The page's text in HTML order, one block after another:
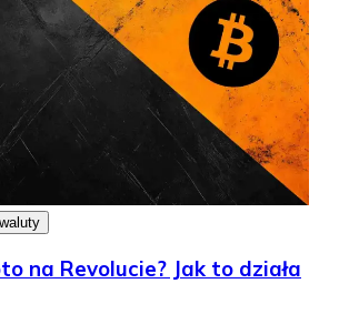
na Revolucie? Jak to działa